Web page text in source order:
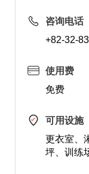
咨询电话
+82-32-
使用费
免费
可用设施
更衣室、
坪、训练